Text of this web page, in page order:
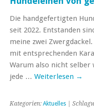
Die handgefertigten
seit 2022. Entstanden
meine zwei
mit entsprechenden
Warum also nicht selber
jede … Weiterlesen →
Kategorien: Aktuelles |